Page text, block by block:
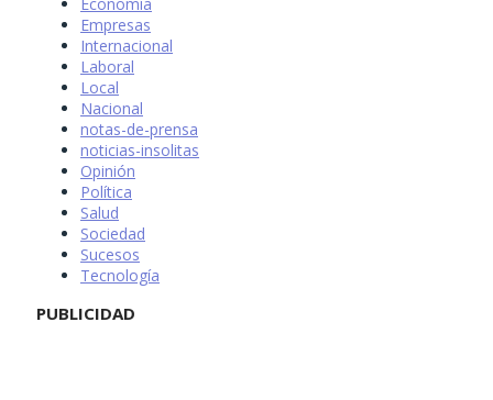
Empresas
Internacional
Laboral
Local
Nacional
notas-de-prensa
noticias-insolitas
Opinión
Política
Salud
Sociedad
Sucesos
Tecnología
PUBLICIDAD